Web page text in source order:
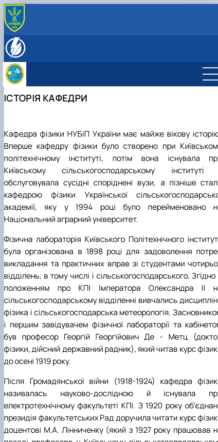
ПРО НАС
НАУКОВО-ІНОВАЦІЙНА ДІЯЛЬНІСТЬ
ОСВІТНЯ ДІЯЛЬНІСТЬ
Електронні навчальні курси
Навчальні лабораторії
ІСТОРІЯ КАФЕДРИ
Кафедра фізики НУБіП України має майже вікову
Вперше кафедру фізики було створено при
політехнічному інституті, потім вона існувала
Київському сільськогосподарському інституті
обслуговувала сусідні споріднені вузи, а пізніше
кафедрою фізики Української
академії, яку у 1994 році було перейменовано
Національний аграрний університет.
Фізична лабораторія Київського Політехнічного
була організована в 1898 році для задоволення
викладання та практичних вправ зі студентами
відділень, в тому числі і сільськогосподарського. Згідно
положенням про КПІ Імператора Олександра ІІ
сільськогосподарському відділенні вивчались
фізика і сільськогосподарська метеорологія.
і першим завідувачем фізичної лабораторії та
був професор Георгій Георгійович Де - Метц
фізики, дійсний державний радник), який читав курс
до осені 1919 року.
Після Громадянської війни (1918-1924) кафедра
називалась науково-дослідною й існувала
електротехнічному факультеті КПІ. З 1920 року
президія факультетських Рад доручила читати курс
доцентові М.А. Лінниченку (який з 1927 року працював